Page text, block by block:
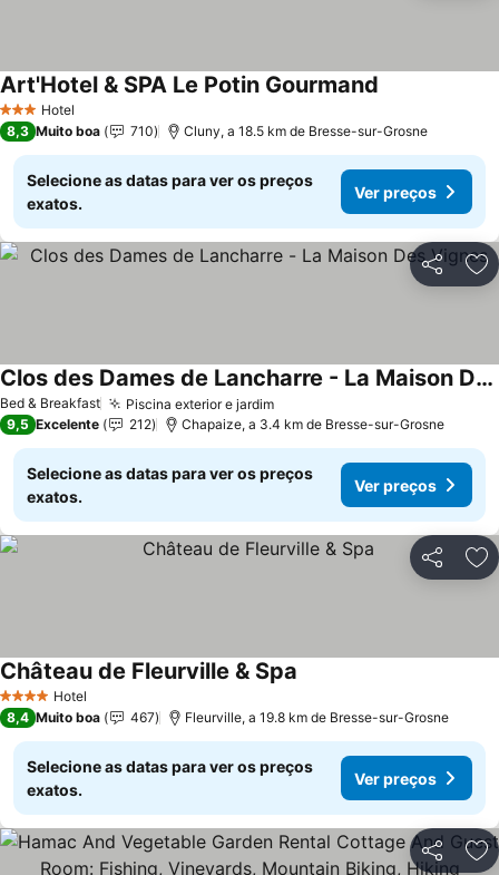
3 EstrelasHotel
Art'Hotel & SPA Le Potin Gourmand
8,3 Muito boa 710 Cluny, a 18.5 km de Bresse-sur-Grosne
Selecione as datas para ver os preços
exatos.
Ver preços
Partilhar
Bed & Breakfast Piscina exterior e jardim
Clos des Dames de Lancharre - La Maison Des Vignes
9,5 Excelente 212 Chapaize, a 3.4 km de Bresse-sur-Grosne
Selecione as datas para ver os preços
exatos.
Ver preços
Partilhar
4 EstrelasHotel
Château de Fleurville & Spa
8,4 Muito boa 467 Fleurville, a 19.8 km de Bresse-sur-Grosne
Selecione as datas para ver os preços
exatos.
Ver preços
Partilhar